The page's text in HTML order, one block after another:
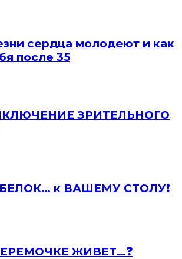
сердца молодеют и как
после 35
ЗРИТЕЛЬНОГО
к ВАШЕМУ СТОЛУ❗️
ЖИВЕТ…❓